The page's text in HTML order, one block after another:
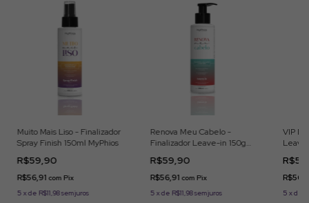
Muito Mais Liso - Finalizador
Spray Finish 150ml MyPhios
R$59,90
R$56,91com Pix
5 xde R$11,98sem juros
Renova Meu Cabelo -
Finalizador Leave-in 150g
R$59,90
R$56,91com Pix
5 xde R$11,98sem juros
VIP
5 xde